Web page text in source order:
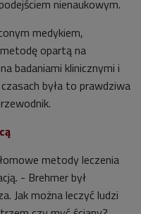
nienaukowym.
medykiem,
opartą na
badaniami klinicznymi i
była to prawdziwa
metody leczenia
- Brehmer był
Jak można leczyć ludzi